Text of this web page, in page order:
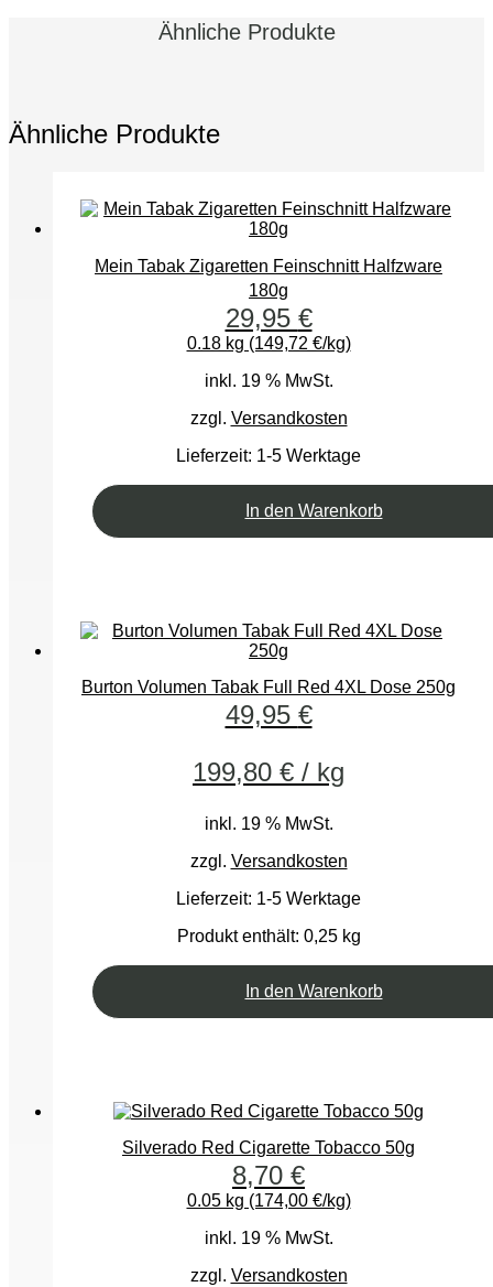
Ähnliche Produkte
Ähnliche Produkte
Mein Tabak Zigaretten Feinschnitt Halfzware
180g
29,95 €
0.18 kg (149,72 €/kg)
inkl. 19 % MwSt.
zzgl. Versandkosten
Lieferzeit: 1-5 Werktage
In den Warenkorb
Burton Volumen Tabak Full Red 4XL Dose 250g
49,95 €
199,80 € / kg
inkl. 19 % MwSt.
zzgl. Versandkosten
Lieferzeit: 1-5 Werktage
Produkt enthält: 0,25 kg
In den Warenkorb
Silverado Red Cigarette Tobacco 50g
8,70 €
0.05 kg (174,00 €/kg)
inkl. 19 % MwSt.
zzgl. Versandkosten